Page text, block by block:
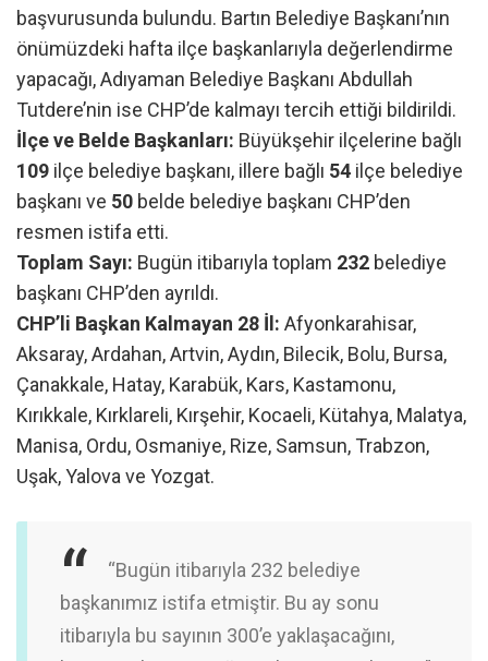
başvurusunda bulundu. Bartın Belediye Başkanı’nın
önümüzdeki hafta ilçe başkanlarıyla değerlendirme
yapacağı, Adıyaman Belediye Başkanı Abdullah
Tutdere’nin ise CHP’de kalmayı tercih ettiği bildirildi.
İlçe ve Belde Başkanları:
109 ilçe belediye başkanı, illere bağlı 54 ilçe belediye
başkanı ve 50 belde belediye başkanı CHP’den
resmen istifa etti.
Toplam Sayı: Bugün itibarıyla toplam 232 belediye
başkanı CHP’den ayrıldı.
CHP’li Başkan Kalmayan 28 İl: Afyonkarahisar,
Aksaray, Ardahan, Artvin, Aydın, Bilecik, Bolu, Bursa,
Çanakkale, Hatay, Karabük, Kars, Kastamonu,
Kırıkkale, Kırklareli, Kırşehir, Kocaeli, Kütahya, Malatya,
Manisa, Ordu, Osmaniye, Rize, Samsun, Trabzon,
Uşak, Yalova ve Yozgat.
“Bugün itibarıyla 232 belediye
başkanımız istifa etmiştir. Bu ay sonu
itibarıyla bu sayının 300’e yaklaşacağını,